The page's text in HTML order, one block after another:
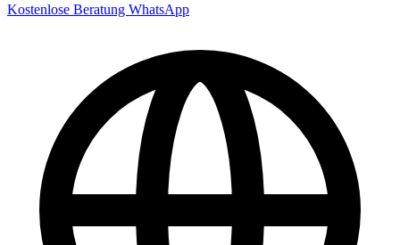
Kostenlose Beratung WhatsApp